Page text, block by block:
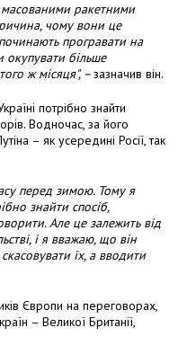
масованими ракетними
чому вони це
програвати на
окупувати більше
ж місяця", –зазначив він.
потрібно знайти
Водночас, за його
– як усередині Росії, так
перед зимою. Тому я
знайти спосіб,
Але це залежить від
і я вважаю, що він
їх, а вводити
Європи на переговорах,
– Великої Британії,